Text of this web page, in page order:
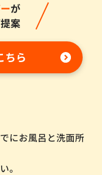
が
案
ちら
にお風呂と洗面所
。